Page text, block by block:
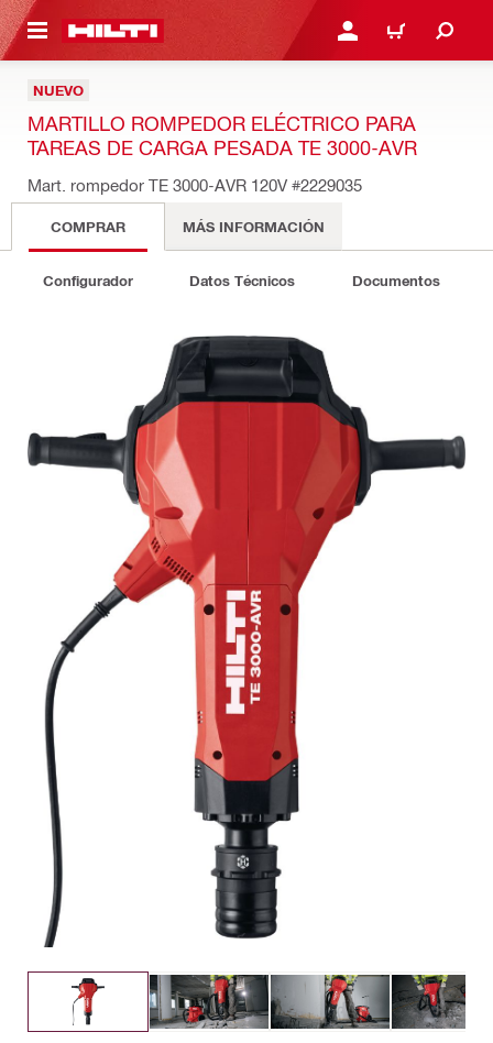
PRINCIPAL INICIE SESIÓN O
CARRITO
NUEVO
MARTILLO ROMPEDOR ELÉCTRICO PARA
TAREAS DE CARGA PESADA TE 3000-AVR
Mart. rompedor TE 3000-AVR 120V #2229035
COMPRAR MÁS INFORMACIÓN
Configurador Datos Técnicos Documentos